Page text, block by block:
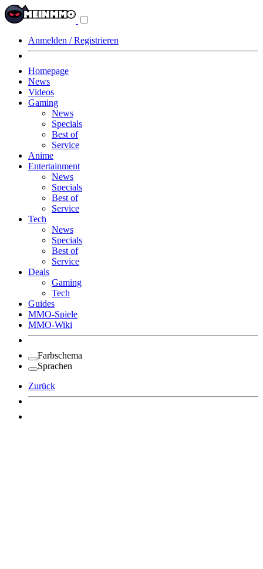
Anmelden / Registrieren
Homepage
News
Videos
Gaming
News
Specials
Best of
Service
Anime
Entertainment
News
Specials
Best of
Service
Tech
News
Specials
Best of
Service
Deals
Gaming
Tech
Guides
MMO-Spiele
MMO-Wiki
Farbschema
Sprachen
Zurück